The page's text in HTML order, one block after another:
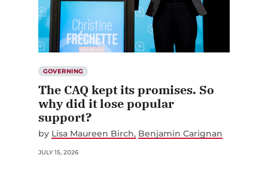
GOVERNING
The CAQ kept its promises. So
why did it lose popular
support?
by Lisa Maureen Birch Benjamin Carignan
JULY 15, 2026